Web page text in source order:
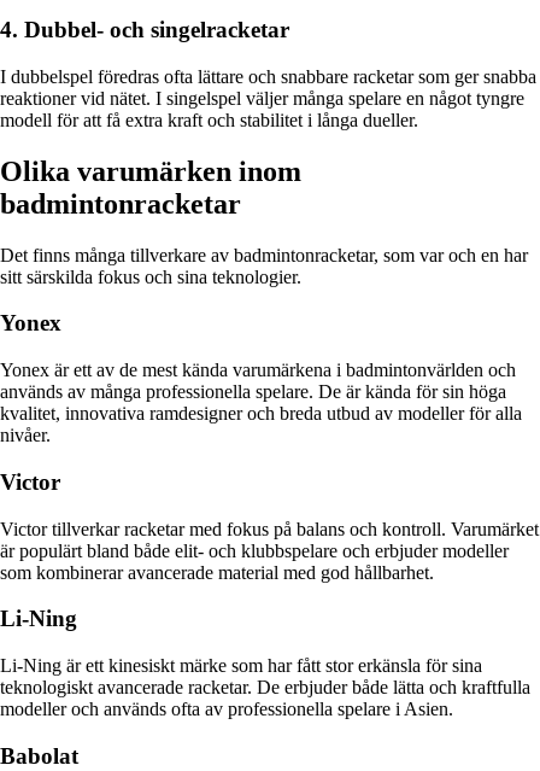
4. Dubbel- och singelracketar
I dubbelspel föredras ofta lättare och snabbare racketar som ger snabba
reaktioner vid nätet. I singelspel väljer många spelare en något tyngre
modell för att få extra kraft och stabilitet i långa dueller.
Olika varumärken inom
badmintonracketar
Det finns många tillverkare av badmintonracketar, som var och en har
sitt särskilda fokus och sina teknologier.
Yonex
Yonex är ett av de mest kända varumärkena i badmintonvärlden och
används av många professionella spelare. De är kända för sin höga
kvalitet, innovativa ramdesigner och breda utbud av modeller för alla
nivåer.
Victor
Victor tillverkar racketar med fokus på balans och kontroll. Varumärket
är populärt bland både elit- och klubbspelare och erbjuder modeller
som kombinerar avancerade material med god hållbarhet.
Li-Ning
Li-Ning är ett kinesiskt märke som har fått stor erkänsla för sina
teknologiskt avancerade racketar. De erbjuder både lätta och kraftfulla
modeller och används ofta av professionella spelare i Asien.
Babolat